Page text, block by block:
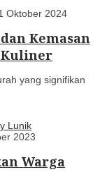
Oktober 2024
Kemasan
Kuliner
yang signifikan
2023
Warga